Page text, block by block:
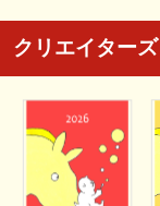
クリエイターズ